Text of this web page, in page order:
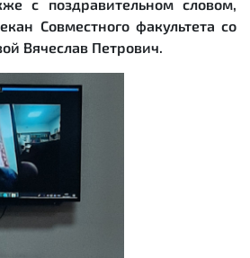
с поздравительном словом,
Совместного факультета со
Вячеслав Петрович.